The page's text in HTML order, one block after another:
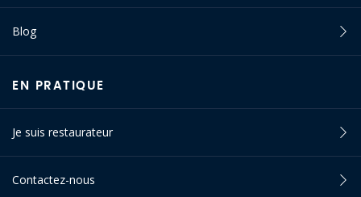
Blog
EN PRATIQUE
Je suis restaurateur
Contactez-nous